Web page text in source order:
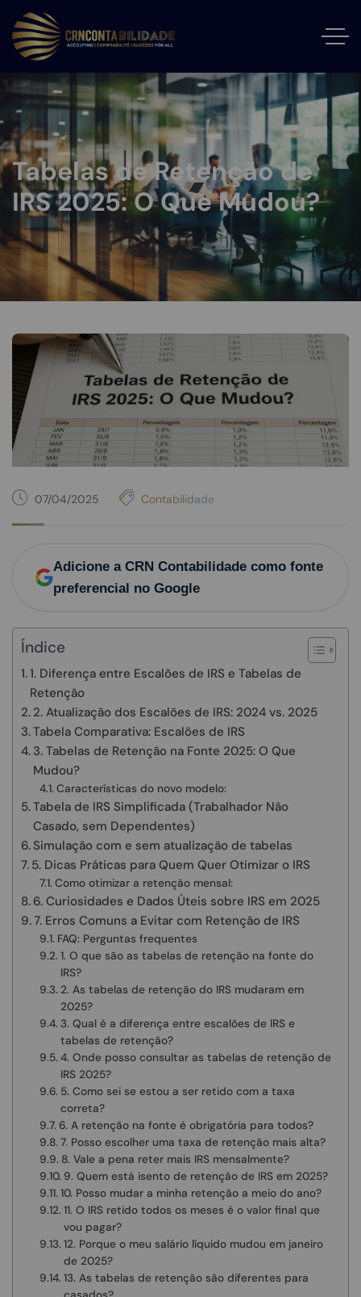
Tabelas de Retenção de
IRS 2025: O Que Mudou?
07/04/2025 Contabilidade
Adicione a CRN Contabilidade como fonte
preferencial no Google
Índice
1. Diferença entre Escalões de IRS e Tabelas de
Retenção
2. Atualização dos Escalões de IRS: 2024 vs. 2025
Tabela Comparativa: Escalões de IRS
3. Tabelas de Retenção na Fonte 2025: O Que
Mudou?
Características do novo modelo:
Tabela de IRS Simplificada (Trabalhador Não
Casado, sem Dependentes)
Simulação com e sem atualização de tabelas
5. Dicas Práticas para Quem Quer Otimizar o IRS
Como otimizar a retenção mensal:
6. Curiosidades e Dados Úteis sobre IRS em 2025
7. Erros Comuns a Evitar com Retenção de IRS
FAQ: Perguntas frequentes
1. O que são as tabelas de retenção na fonte do
IRS?
2. As tabelas de retenção do IRS mudaram em
2025?
3. Qual é a diferença entre escalões de IRS e
tabelas de retenção?
4. Onde posso consultar as tabelas de retenção de
IRS 2025?
5. Como sei se estou a ser retido com a taxa
correta?
6. A retenção na fonte é obrigatória para todos?
7. Posso escolher uma taxa de retenção mais alta?
8. Vale a pena reter mais IRS mensalmente?
9. Quem está isento de retenção de IRS em 2025?
10. Posso mudar a minha retenção a meio do ano?
11. O IRS retido todos os meses é o valor final que
vou pagar?
12. Porque o meu salário líquido mudou em janeiro
de 2025?
13. As tabelas de retenção são diferentes para